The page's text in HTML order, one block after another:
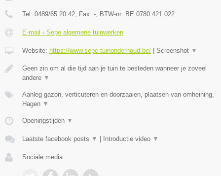
Tel: 0489/65.20.42 , Fax: - , BTW-nr: BE 0780.421.022
E-mail › Sepe algemene tuinwerken
Website: https://www.sepe-tuinonderhoud.be/ Screenshot ▼
Geen zin om al die tijd aan je tuin te besteden wanneer je zoveel
andere ▼
Aanleg gazon, verticuteren en doorzaaien, plaatsen van omheining,
Hagen ▼
Openingstijden ▼
Laatste facebook posts ▼ Introductie video ▼
Sociale media: